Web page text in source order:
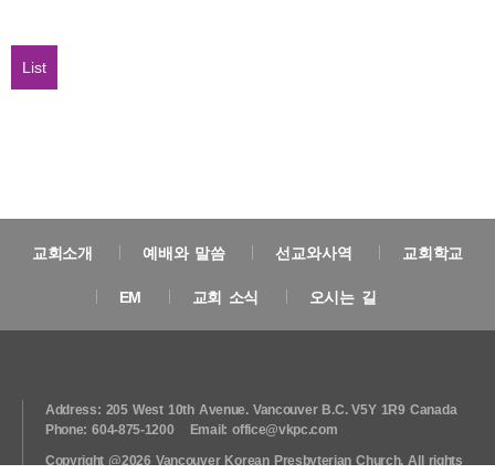
List
교회소개 예배와 말씀 선교와사역 교회학교
EM 교회 소식 오시는 길
Address: 205 West 10th Avenue. Vancouver B.C. V5Y 1R9 Canada
Phone: 604-875-1200
Email: office@vkpc.com
Copyright @2026 Vancouver Korean Presbyterian Church. All rights